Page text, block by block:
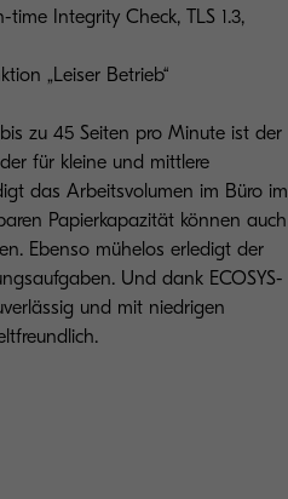
time Integrity Check, TLS 1.3,
„Leiser Betrieb“
zu 45 Seiten pro Minute ist der
für kleine und mittlere
das Arbeitsvolumen im Büro im
Papierkapazität können auch
Ebenso mühelos erledigt der
Und dank ECOSYS-
und mit niedrigen